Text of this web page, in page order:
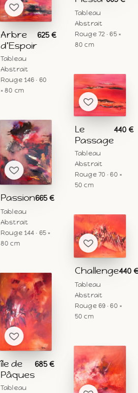
Arbre
d’Espoir
625 €
Tableau
Abstrait
Rouge 146 · 60
× 80 cm
Passion665 €
Tableau
Abstrait
Rouge 144 · 65 ×
80 cm
île de
Pâques
685 €
Tableau
Tableau
Abstrait
Rouge 72 · 65 ×
80 cm
Le
Passage
440 €
Tableau
Abstrait
Rouge 70 · 60 ×
50 cm
Challenge440 €
Tableau
Abstrait
Rouge 69 · 60 ×
50 cm